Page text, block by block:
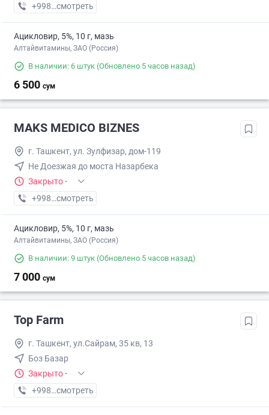
+998 (95) XXX-XX-XX
смотреть
Ацикловир, 5%, 10 г, мазь
Алтайвитамины, ЗАО (Россия)
В наличии: 6 штук (Обновлено 5 часов назад)
6 500 сум
MAKS MEDICO BIZNES
г. Ташкент, ул. Зулфизар, дом-119
Не Доезжая до моста Назарбека
Закрыто ·
+998 (90) XXX-XX-XX
смотреть
Ацикловир, 5%, 10 г, мазь
Алтайвитамины, ЗАО (Россия)
В наличии: 9 штук (Обновлено 5 часов назад)
7 000 сум
Top Farm
г. Ташкент, ул.Сайрам, 35 кв, 13
Боз Базар
Закрыто ·
+998 (77) XXX-XX-XX
смотреть